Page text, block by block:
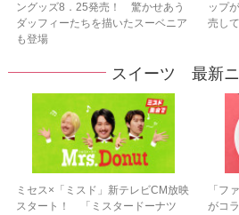
ングッズ8．25発売！ 驚かせあう
ダッフィーたちを描いたスーベニア
も登場
ップ
売し
スイーツ 最新
ミセス×「ミスド」新テレビCM放映
スタート！ 「ミスタードーナツ
「フ
がコ